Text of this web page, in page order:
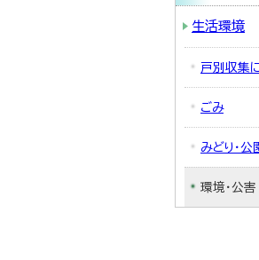
生活環境
戸別収集
ごみ
みどり・公
環境・公害